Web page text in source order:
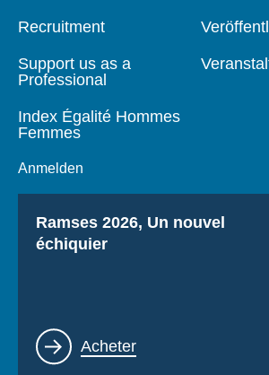
Recruitment
Support us as a
Professional
Index Égalité Hommes
Femmes
Anmelden
Titre
Ramses 2026, Un nouvel
échiquier
Lien
Acheter